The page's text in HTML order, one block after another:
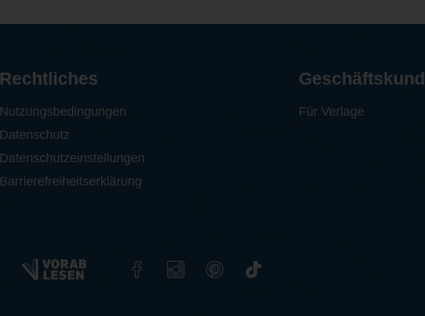
Rechtliches
Nutzungsbedingungen
Datenschutz
Datenschutzeinstellungen
Barrierefreiheitserklärung
Für Verlage